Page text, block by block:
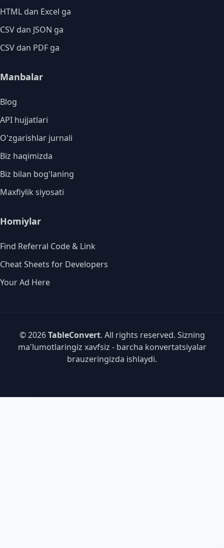
HTML dan Excel ga
CSV dan JSON ga
CSV dan PDF ga
Manbalar
Blog
API hujjatlari
O'zgarishlar jurnali
Biz haqimizda
Biz bilan bog'laning
Maxfiylik siyosati
Homiylar
Find Referral Code & Link
Cheat Sheets for Developers
Your Ad Here
© 2026TableConvert. All rights reserved. Sizning
ma'lumotlaringiz xavfsiz - barcha konvertatsiyalar
brauzeringizda ishlaydi.